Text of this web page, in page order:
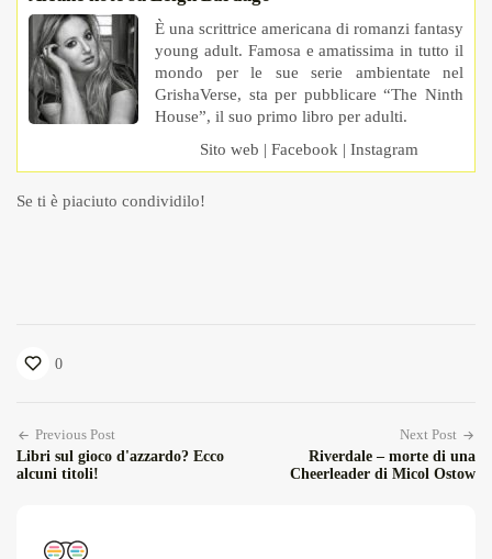
È una scrittrice americana di romanzi fantasy
young adult. Famosa e amatissima in tutto il
mondo per le sue serie ambientate nel
GrishaVerse, sta per pubblicare “The Ninth
House”, il suo primo libro per adulti.
Sito web | Facebook | Instagram
Se ti è piaciuto condividilo!
0
Previous Post
Libri sul gioco d'azzardo? Ecco
alcuni titoli!
Next Post
Riverdale – morte di una
Cheerleader di Micol Ostow